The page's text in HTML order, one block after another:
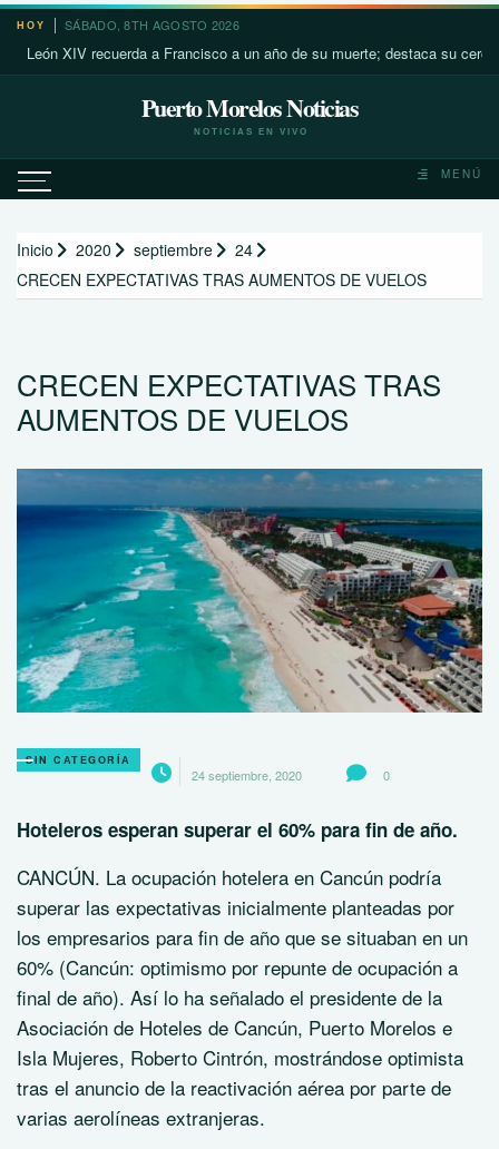
Saltar
contenido
HOY SÁBADO, 8TH AGOSTO 2026
XIV recuerda a Francisco a un año de su muerte; destaca su cercanía
Puerto Morelos Noticias
NOTICIAS EN VIVO
MENÚ
Inicio 2020 septiembre
24
CRECEN EXPECTATIVAS TRAS AUMENTOS DE VUELOS
CRECEN EXPECTATIVAS TRAS
AUMENTOS DE VUELOS
SIN CATEGORÍA
24 septiembre, 2020 0
Hoteleros esperan superar el 60% para fin de año.
CANCÚN. La ocupación hotelera en Cancún podría
superar las expectativas inicialmente planteadas por
los empresarios para fin de año que se situaban en un
60% (Cancún: optimismo por repunte de ocupación a
final de año). Así lo ha señalado el presidente de la
Asociación de Hoteles de Cancún, Puerto Morelos e
Isla Mujeres, Roberto Cintrón, mostrándose optimista
tras el anuncio de la reactivación aérea por parte de
varias aerolíneas extranjeras.